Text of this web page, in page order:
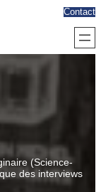
Contact
(Science-
des interviews